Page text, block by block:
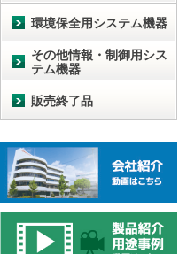
環境保全用システム機器
その他情報・制御用シス
テム機器
販売終了品